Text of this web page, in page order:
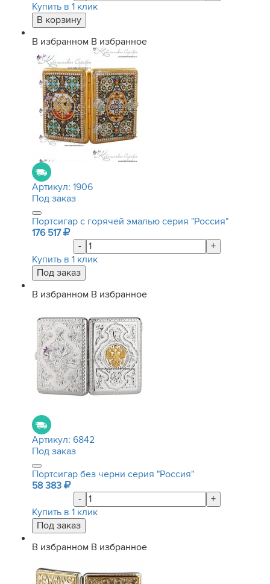
Купить в 1 клик
В избранном В избранное
Артикул: 1906
Под заказ
Портсигар с горячей эмалью серия "Россия"
176 517
-
+
Купить в 1 клик
В избранном В избранное
Артикул: 6842
Под заказ
Портсигар без черни серия "Россия"
58 383
-
+
Купить в 1 клик
В избранном В избранное